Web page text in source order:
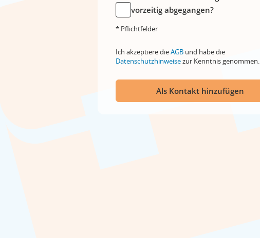
vorzeitig abgegangen?
* Pflichtfelder
Ich akzeptiere dieAGB und habe die
Datenschutzhinweisezur Kenntnis genommen.
Als Kontakt hinzufügen